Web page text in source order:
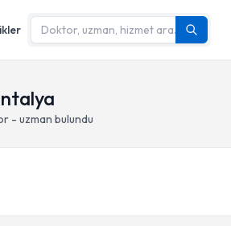
- uzman bulundu